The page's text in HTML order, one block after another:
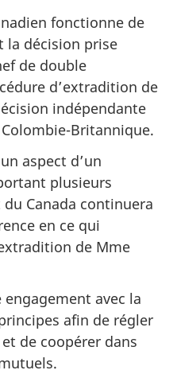
fonctionne de
la décision prise
de double
d’extradition de
indépendante
Britannique.
aspect d’un
plusieurs
Canada continuera
en ce qui
de Mme
avec la
afin de régler
de coopérer dans